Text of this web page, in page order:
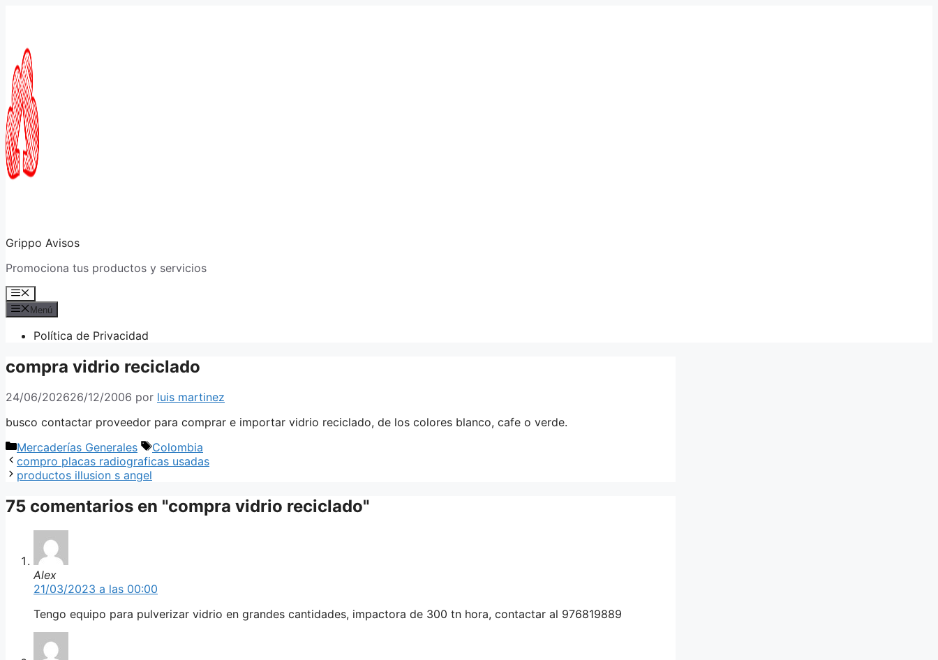
Grippo Avisos
Promociona tus productos y servicios
Menú
Menú
Política de Privacidad
compra vidrio reciclado
24/06/202626/12/2006 por luis martinez
busco contactar proveedor para comprar e importar vidrio reciclado, de los colores blanco, cafe o verde.
Categorías
Mercaderías Generales Etiquetas
Colombia
compro placas radiograficas usadas
productos illusion s angel
75 comentarios en "compra vidrio reciclado"
Alex
21/03/2023 a las 00:00
Tengo equipo para pulverizar vidrio en grandes cantidades, impactora de 300 tn hora, contactar al 976819889